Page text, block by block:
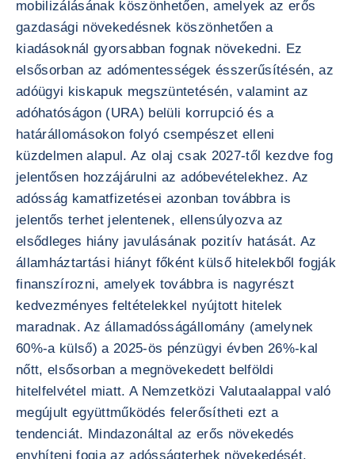
mobilizálásának köszönhetően, amelyek az erős
gazdasági növekedésnek köszönhetően a
kiadásoknál gyorsabban fognak növekedni. Ez
elsősorban az adómentességek ésszerűsítésén, az
adóügyi kiskapuk megszüntetésén, valamint az
adóhatóságon (URA) belüli korrupció és a
határállomásokon folyó csempészet elleni
küzdelmen alapul. Az olaj csak 2027-től kezdve fog
jelentősen hozzájárulni az adóbevételekhez. Az
adósság kamatfizetései azonban továbbra is
jelentős terhet jelentenek, ellensúlyozva az
elsődleges hiány javulásának pozitív hatását. Az
államháztartási hiányt főként külső hitelekből fogják
finanszírozni, amelyek továbbra is nagyrészt
kedvezményes feltételekkel nyújtott hitelek
maradnak. Az államadósságállomány (amelynek
60%-a külső) a 2025-ös pénzügyi évben 26%-kal
nőtt, elsősorban a megnövekedett belföldi
hitelfelvétel miatt. A Nemzetközi Valutaalappal való
megújult együttműködés felerősítheti ezt a
tendenciát. Mindazonáltal az erős növekedés
enyhíteni fogja az adósságterhek növekedését.